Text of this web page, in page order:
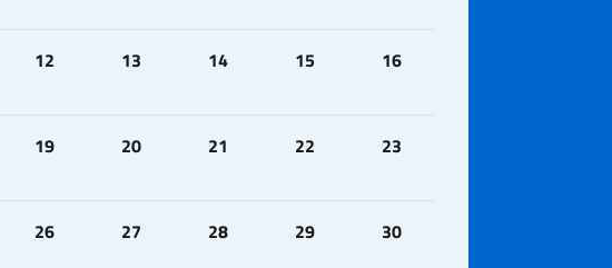
12 13 14 15 16
19 20 21 22 23
26 27 28 29 30